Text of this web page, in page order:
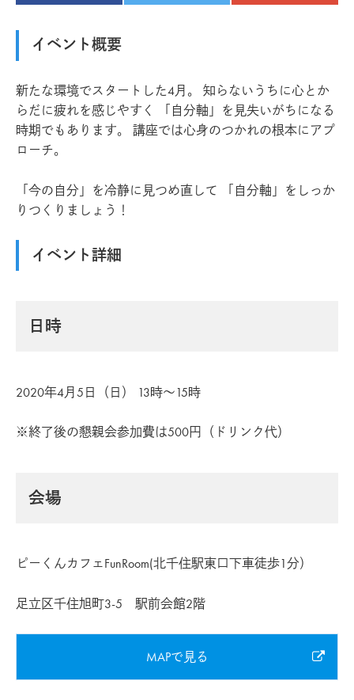
イベント概要
新たな環境でスタートした4月。 知らないうちに心とか
らだに疲れを感じやすく 「自分軸」を見失いがちになる
時期でもあります。 講座では心身のつかれの根本にアプ
ローチ。
「今の自分」を冷静に見つめ直して 「自分軸」をしっか
りつくりましょう！
イベント詳細
日時
2020年4月5日（日） 13時～15時
※終了後の懇親会参加費は500円（ドリンク代）
会場
ピーくんカフェFunRoom(北千住駅東口下車徒歩1分）
足立区千住旭町3-5 駅前会館2階
MAPで見る